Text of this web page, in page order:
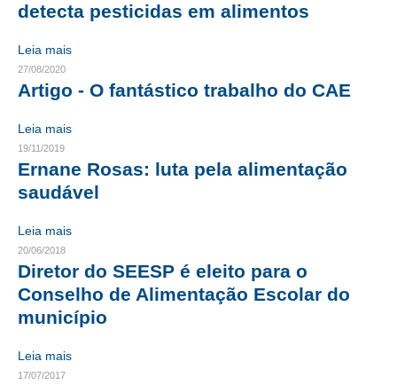
HISTÓRICO E ATUAÇÃO
COMPOSIÇÃO
CONSELHOS ASSESSORES
PERSONALIDADES DA TECNOLOGIA
NÚCLEO DA MULHER ENGENHEIRA
TRANSPARÊNCIA
JURÍDICO
CONSULTORIA
ACORDOS, CONVENÇÕES E DISSÍDIOS
CONTRIBUIÇÃO ASSISTENCIAL
detecta pesticidas em alimentos
Leia mais
27/08/2020
Artigo - O fantástico trabalho do CAE
Leia mais
19/11/2019
Ernane Rosas: luta pela alimentação
saudável
Leia mais
20/06/2018
Diretor do SEESP é eleito para o
Conselho de Alimentação Escolar do
município
Leia mais
17/07/2017